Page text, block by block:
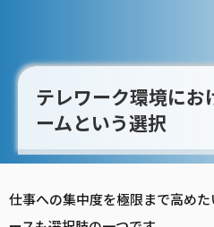
テレワーク環境にお
ームという選択
仕事への集中度を極限まで高め